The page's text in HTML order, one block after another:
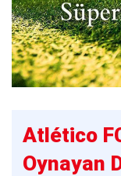
Atlético
Oynayan